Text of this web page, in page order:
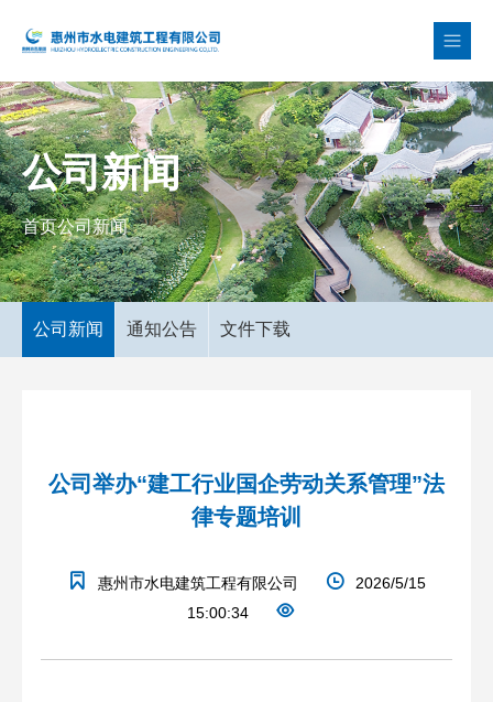
公司新闻
首页公司新闻
公司新闻 通知公告 文件下载
公司举办“建工行业国企劳动关系管理”法
律专题培训
惠州市水电建筑工程有限公司
2026/5/15
15:00:34